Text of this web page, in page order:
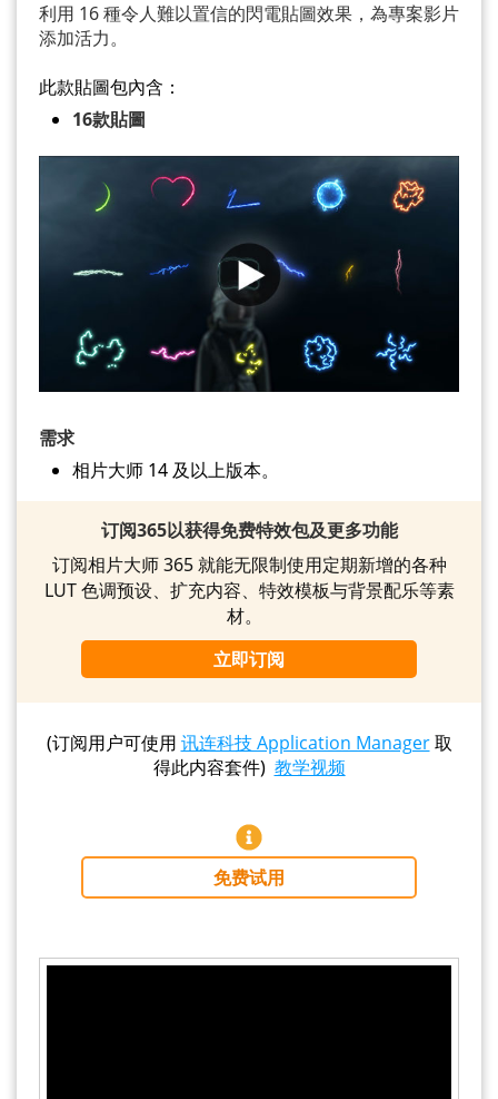
利用 16 種令人難以置信的閃電貼圖效果，為專案影片
添加活力。
此款貼圖包內含：
16款貼圖
需求
相片大师 14 及以上版本。
订阅365以获得免费特效包及更多功能
订阅相片大师 365 就能无限制使用定期新增的各种
LUT 色调预设、扩充内容、特效模板与背景配乐等素
材。
立即订阅
(订阅用户可使用 讯连科技 Application Manager取
得此内容套件) 教学视频
免费试用